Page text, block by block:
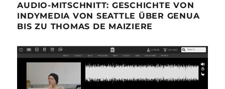
AUDIO-MITSCHNITT: GESCHICHTE VON
INDYMEDIA VON SEATTLE ÜBER GENUA
BIS ZU THOMAS DE MAIZIERE